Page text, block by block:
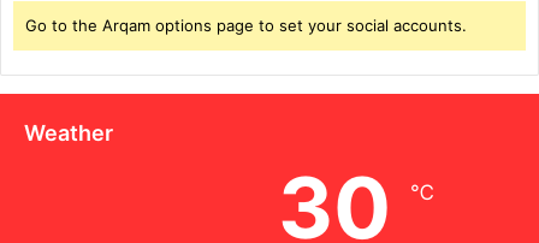
Go to the Arqam options page to set your social accounts.
Weather
30 ℃